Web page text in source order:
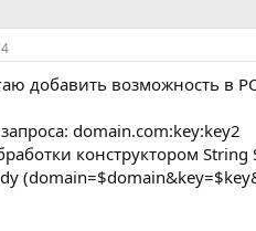
добавить возможность в
domain.com:key:key2
конструктором String